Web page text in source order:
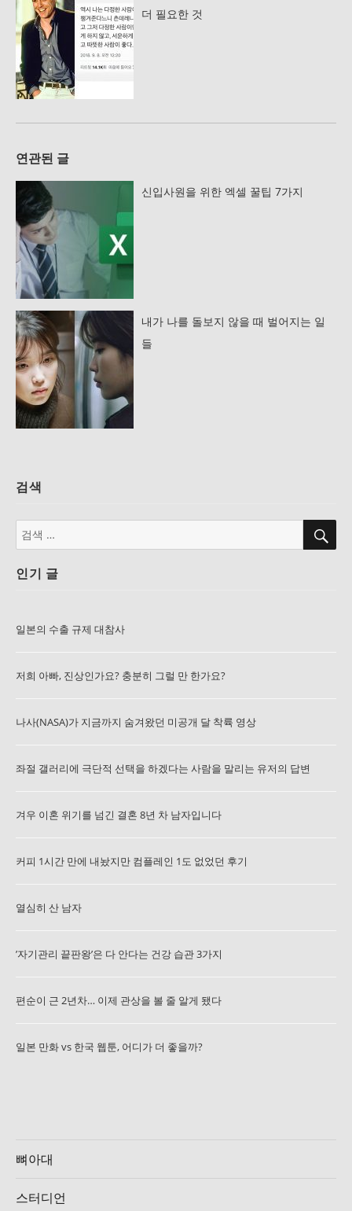
더 필요한 것
연관된 글
신입사원을 위한 엑셀 꿀팁 7가지
내가 나를 돌보지 않을 때 벌어지는 일
들
검색
검
색:
검
인기 글
일본의 수출 규제 대참사
저희 아빠, 진상인가요? 충분히 그럴 만 한가요?
나사(NASA)가 지금까지 숨겨왔던 미공개 달 착륙 영상
좌절 갤러리에 극단적 선택을 하겠다는 사람을 말리는 유저의 답변
겨우 이혼 위기를 넘긴 결혼 8년 차 남자입니다
커피 1시간 만에 내놨지만 컴플레인 1도 없었던 후기
열심히 산 남자
’자기관리 끝판왕’은 다 안다는 건강 습관 3가지
편순이 근 2년차… 이제 관상을 볼 줄 알게 됐다
일본 만화 vs 한국 웹툰, 어디가 더 좋을까?
뼈아대
스터디언